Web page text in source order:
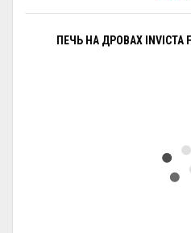
ПЕЧЬ НА ДРОВАХ INVICTA